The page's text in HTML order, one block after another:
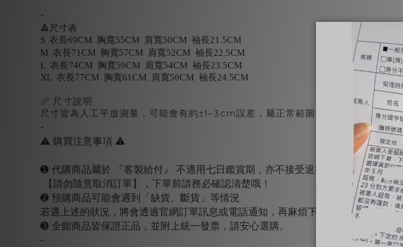
-
🔺尺寸表
S 衣長69CM 胸寬55CM 肩寬50CM 袖長21.5CM
M 衣長71CM 胸寬57CM 肩寬52CM 袖長22.5CM
L 衣長74CM 胸寬59CM 肩寬54CM 袖長23.5CM
XL 衣長77CM 胸寬61CM 肩寬56CM 袖長24.5CM
📏 尺寸說明
尺寸皆為人工平放測量，可能會有約±1–3cm誤差，屬正常範圍，敬請理解。
-
⚠️ 購買注意事項 ⚠️
➊ 代購商品屬於 『客製給付』 不適用七日鑑賞期，亦不接受退換貨
【請勿隨意取消訂單】，下單前請務必確認清楚哦！
➋ 預購商品可能會遇到「缺貨、斷貨」等情況
若遇上述的狀況，將會透過官網訂單訊息或電話通知，再麻煩下單後多多留意訊息~
➌ 全館商品皆保證正品，並附上統一發票，請安心選購。
-